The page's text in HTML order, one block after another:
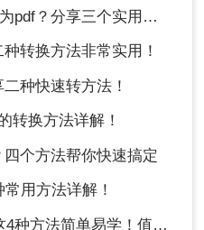
个实用且易学的转换方法！
转换方法非常实用！
种快速转方法！
转换方法详解！
个方法帮你快速搞定
用方法详解！
法简单易学！值得收藏！